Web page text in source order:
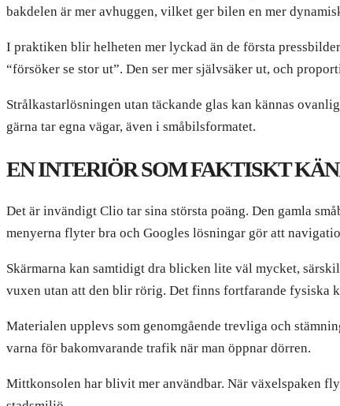
bakdelen är mer avhuggen, vilket ger bilen en mer
I praktiken blir helheten mer lyckad än de första
“försöker se stor ut”. Den ser mer självsäker ut, och
Strålkastarlösningen utan täckande glas kan kännas
gärna tar egna vägar, även i småbilsformatet.
EN INTERIÖR SOM FAKTISKT
Det är invändigt Clio tar sina största poäng. Den gamla
menyerna flyter bra och Googles lösningar gör att
Skärmarna kan samtidigt dra blicken lite väl mycket,
vuxen utan att den blir rörig. Det finns fortfarande fysiska
Materialen upplevs som genomgående trevliga och
varna för bakomvarande trafik när man öppnar dörren.
Mittkonsolen har blivit mer användbar. När växelspaken